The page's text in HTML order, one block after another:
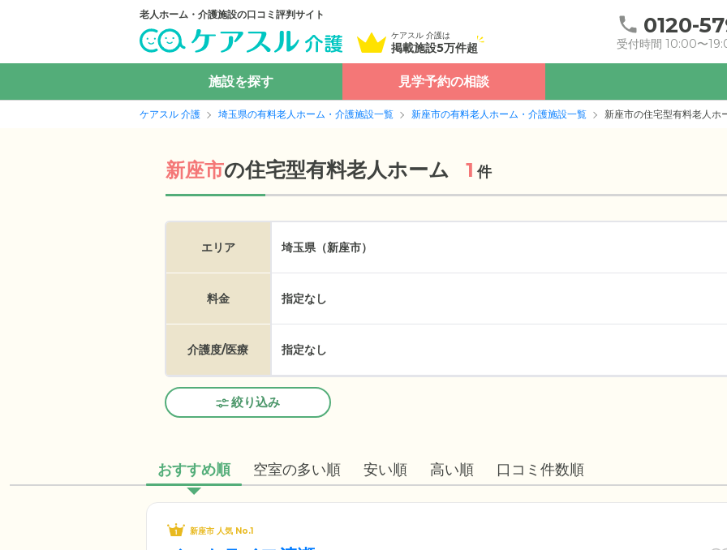
老人ホーム・介護施設の口コミ評判サイト
ケアスル 介護は
掲載施設5万件超
0120-
受付時間 10:00〜
施設を探す 見学予約の相談
ケアスル 介護 埼玉県の有料老人ホーム・介護施設一覧 新座市の有料老人ホーム・介護施設一覧 新座市の住宅型有料老人ホ
新座市の住宅型有料老人ホーム 1 件
エリア 埼玉県（新座市）
料金 指定なし
介護度/医療 指定なし
絞り込み
おすすめ順 空室の多い順 安い順 高い順 口コミ件数順
新座市 人気 No.1